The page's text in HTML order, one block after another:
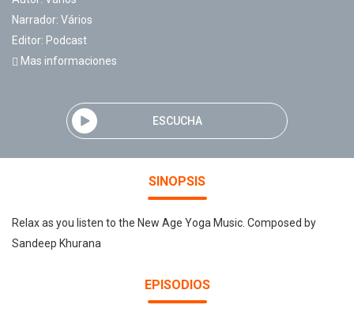
Narrador: Vários
Editor: Podcast
Mas informaciones
ESCUCHA
SINOPSIS
Relax as you listen to the New Age Yoga Music. Composed by
Sandeep Khurana
EPISODIOS